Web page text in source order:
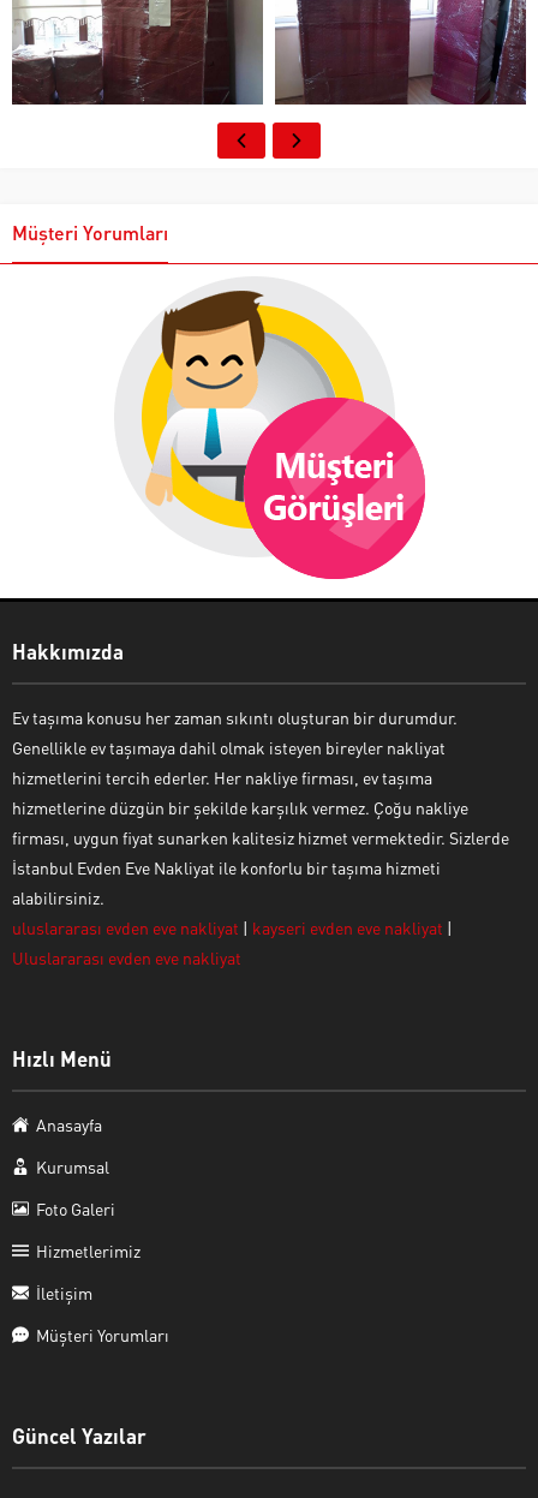
Müşteri Yorumları
Hakkımızda
Ev taşıma konusu her zaman sıkıntı oluşturan bir durumdur.
Genellikle ev taşımaya dahil olmak isteyen bireyler nakliyat
hizmetlerini tercih ederler. Her nakliye firması, ev taşıma
hizmetlerine düzgün bir şekilde karşılık vermez. Çoğu nakliye
firması, uygun fiyat sunarken kalitesiz hizmet vermektedir. Sizlerde
İstanbul Evden Eve Nakliyat ile konforlu bir taşıma hizmeti
alabilirsiniz.
uluslararası evden eve nakliyat | kayseri evden eve nakliyat |
Uluslararası evden eve nakliyat
Hızlı Menü
Anasayfa
Kurumsal
Foto Galeri
Hizmetlerimiz
İletişim
Müşteri Yorumları
Güncel Yazılar